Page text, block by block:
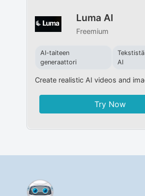
Luma AI
Freemium
AI-taiteen
generaattori
AI
Create realistic AI videos and
Try Now